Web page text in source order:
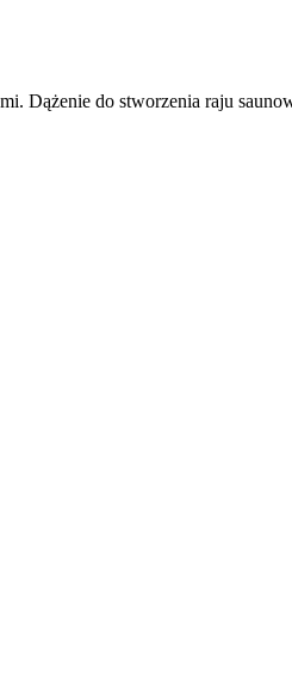
Dążenie do stworzenia raju